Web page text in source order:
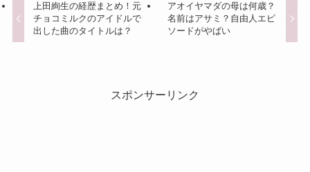
上田絢生の経歴まとめ！元
チョコミルクのアイドルで
出した曲のタイトルは？
アオイヤマダの母は何歳？
名前はアサミ？自由人エピ
ソードがやばい
スポンサーリンク